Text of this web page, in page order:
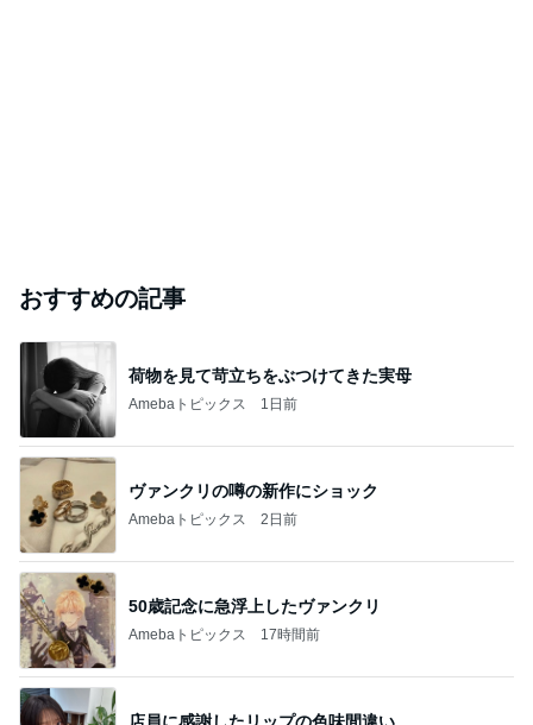
おすすめの記事
荷物を見て苛立ちをぶつけてきた実母
Amebaトピックス 1日前
ヴァンクリの噂の新作にショック
Amebaトピックス 2日前
50歳記念に急浮上したヴァンクリ
Amebaトピックス 17時間前
店員に感謝したリップの色味間違い